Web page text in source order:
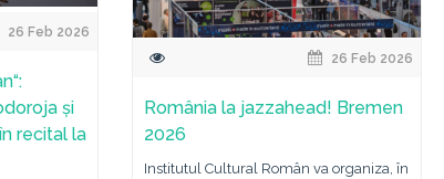
26 Feb 2026
și
recital la
26 Feb 2026
România la jazzahead! Bremen
2026
Institutul Cultural Român va organiza, în